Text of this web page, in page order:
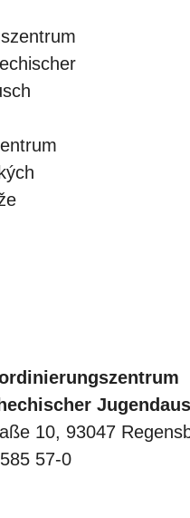
10, 93047
57-0